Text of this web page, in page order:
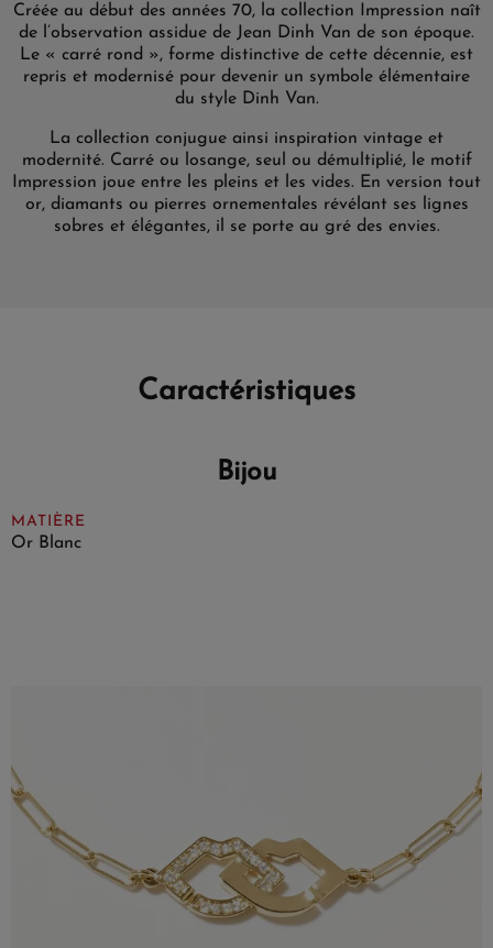
Créée au début des années 70, la collection Impression naît
de l’observation assidue de Jean Dinh Van de son époque.
Le « carré rond », forme distinctive de cette décennie, est
repris et modernisé pour devenir un symbole élémentaire
du style Dinh Van.
La collection conjugue ainsi inspiration vintage et
modernité. Carré ou losange, seul ou démultiplié, le motif
Impression joue entre les pleins et les vides. En version tout
or, diamants ou pierres ornementales révélant ses lignes
sobres et élégantes, il se porte au gré des envies.
Caractéristiques
Bijou
MATIÈRE
Or Blanc